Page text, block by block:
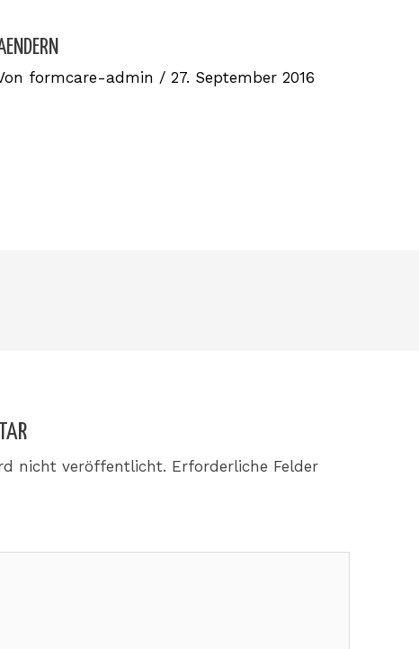
formcare-admin /27. September 2016
nicht veröffentlicht. Erforderliche Felder